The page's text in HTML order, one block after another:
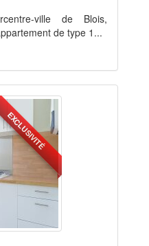
ville de Blois,
de type 1...
EXCLUSIVITÉ